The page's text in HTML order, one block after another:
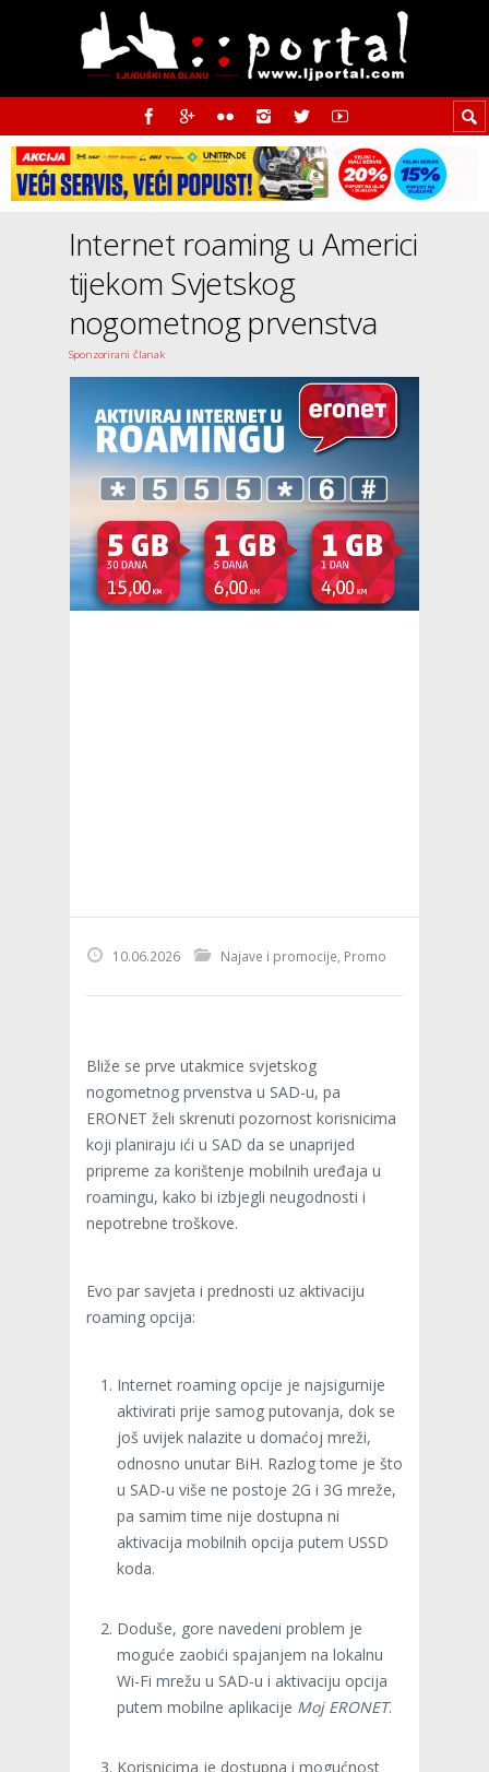
Internet roaming u Americi
tijekom Svjetskog
nogometnog prvenstva
Sponzorirani članak
10.06.2026 Najave i promocije Promo
Bliže se prve utakmice svjetskog
nogometnog prvenstva u SAD-u, pa
ERONET želi skrenuti pozornost korisnicima
koji planiraju ići u SAD da se unaprijed
pripreme za korištenje mobilnih uređaja u
roamingu, kako bi izbjegli neugodnosti i
nepotrebne troškove.
Evo par savjeta i prednosti uz aktivaciju
roaming opcija:
Internet roaming opcije je najsigurnije
aktivirati prije samog putovanja, dok se
još uvijek nalazite u domaćoj mreži,
odnosno unutar BiH. Razlog tome je što
u SAD-u više ne postoje 2G i 3G mreže,
pa samim time nije dostupna ni
aktivacija mobilnih opcija putem USSD
koda.
Doduše, gore navedeni problem je
moguće zaobići spajanjem na lokalnu
Wi-Fi mrežu u SAD-u i aktivaciju opcija
putem mobilne aplikacije Moj ERONET.
Korisnicima je dostupna i mogućnost